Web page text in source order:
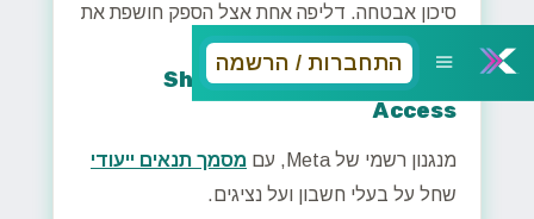
התחברות / הרשמה
סיכון אבטחה. דליפה אחת אצל הספק חושפת את
החשבון ואת כל מה שמחובר אליו.
ככה אנחנו עובדים: Shared
Access
מנגנון רשמי של Meta, עם מסמך תנאים ייעודי
שחל על בעלי חשבון ועל נציגים.